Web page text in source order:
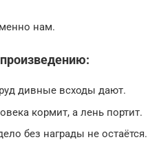
нам.
дивные всходы дают.
кормит, а лень портит.
без награды не остаётся.